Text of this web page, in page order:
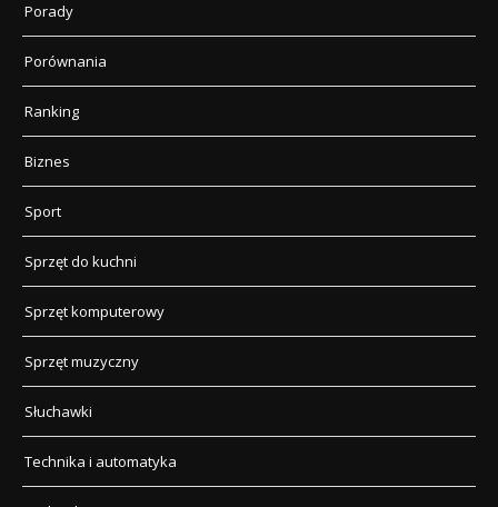
Porady
Porównania
Ranking
Biznes
Sport
Sprzęt do kuchni
Sprzęt komputerowy
Sprzęt muzyczny
Słuchawki
Technika i automatyka